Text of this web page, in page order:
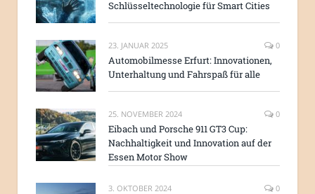
Schlüsseltechnologie für Smart Cities
23. JANUAR 2025 0
Automobilmesse Erfurt: Innovationen,
Unterhaltung und Fahrspaß für alle
25. NOVEMBER 2024 0
Eibach und Porsche 911 GT3 Cup:
Nachhaltigkeit und Innovation auf der
Essen Motor Show
3. OKTOBER 2024 0